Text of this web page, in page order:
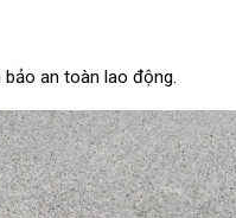
an toàn lao động.